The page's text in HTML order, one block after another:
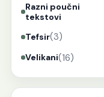
Razni poučni
tekstovi
Tefsir(3)
Velikani(16)